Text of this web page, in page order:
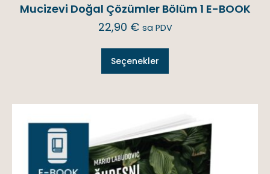
Mucizevi Doğal Çözümler Bölüm 1 E-BOOK
22,90 € sa PDV
Seçenekler